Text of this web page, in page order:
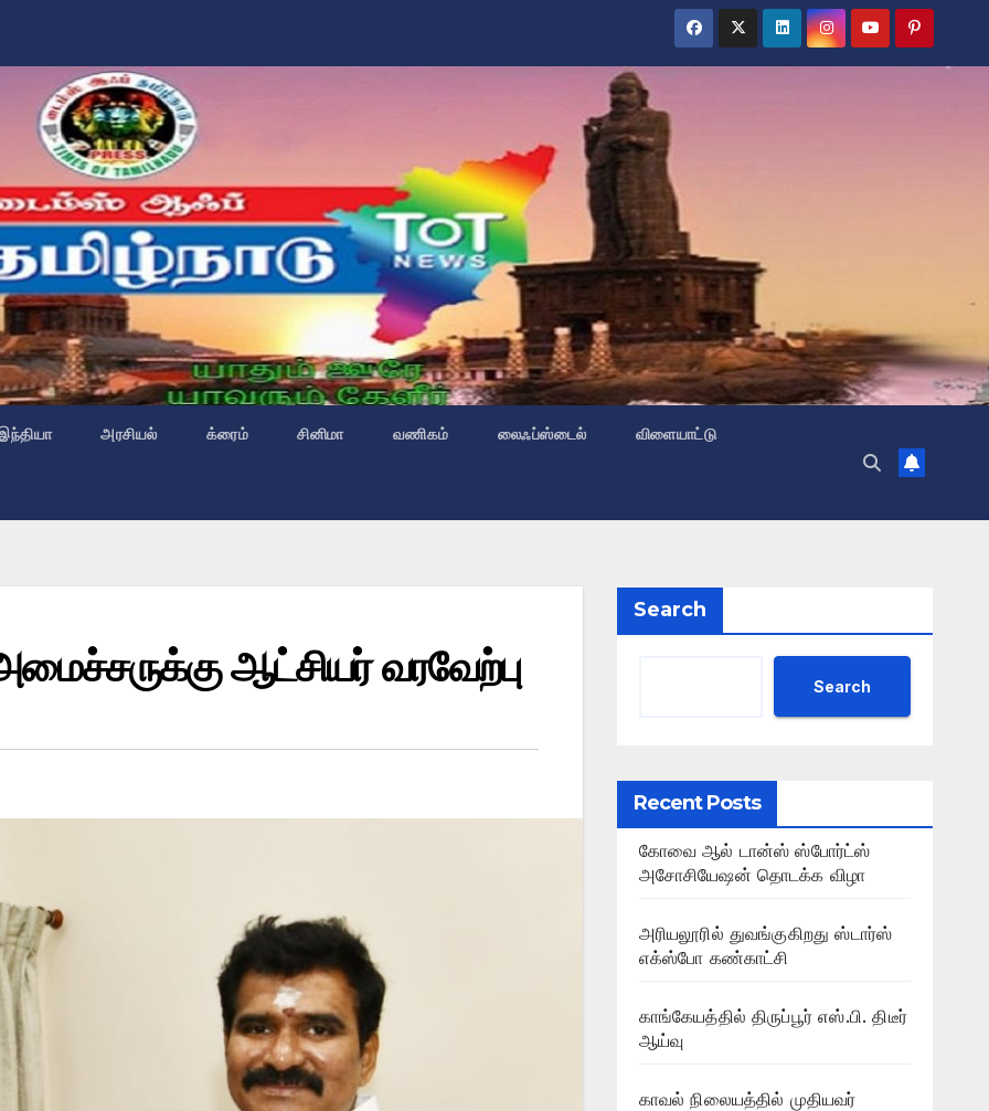
அரசியல் க்ரைம் சினிமா வணிகம் லைஃப்ஸ்டைல் விளையாட்டு
ஆட்சியர் வரவேற்பு
Search
Search
Recent Posts
கோவை ஆல் டான்ஸ் ஸ்போர்ட்ஸ்
அசோசியேஷன் தொடக்க விழா
அரியலூரில் துவங்குகிறது ஸ்டார்ஸ்
எக்ஸ்போ கண்காட்சி
காங்கேயத்தில் திருப்பூர் எஸ்.பி. திடீர்
ஆய்வு
காவல் நிலையத்தில் முதியவர்